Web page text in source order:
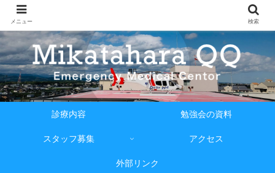
診療内容 勉強会の資料
スタッフ募集 アクセス
外部リンク
メニュー 検索